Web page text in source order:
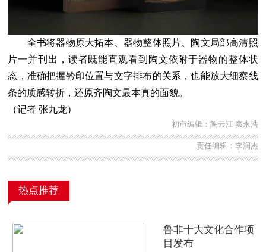
全书将器物原大拓本、器物整体照片、陶文局部高清照
片一并刊出，读者既能直观看到陶文依附于器物的整体状
态，准确把握钤印位置与文字排布的关系，也能放大细察线
条的质感转折，还原齐陶文最本真的面貌。
（记者 张九龙）
初审编辑：陶云江 窦永浩
责任编辑：李润杰
热点推荐
鲁非十大文化合作项
目发布